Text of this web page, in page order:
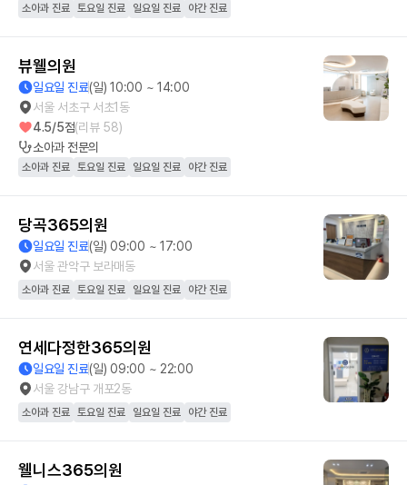
소아과 진료 토요일 진료 일요일 진료 야간 진료
뷰웰의원
일요일 진료(일) 10:00 ~ 14:00
서울 서초구 서초1동
4.5/5점(리뷰 58)
소아과전문의
소아과 진료 토요일 진료 일요일 진료 야간 진료
당곡365의원
일요일 진료(일) 09:00 ~ 17:00
서울 관악구 보라매동
소아과 진료 토요일 진료 일요일 진료 야간 진료
연세다정한365의원
일요일 진료(일) 09:00 ~ 22:00
서울 강남구 개포2동
소아과 진료 토요일 진료 일요일 진료 야간 진료
웰니스365의원